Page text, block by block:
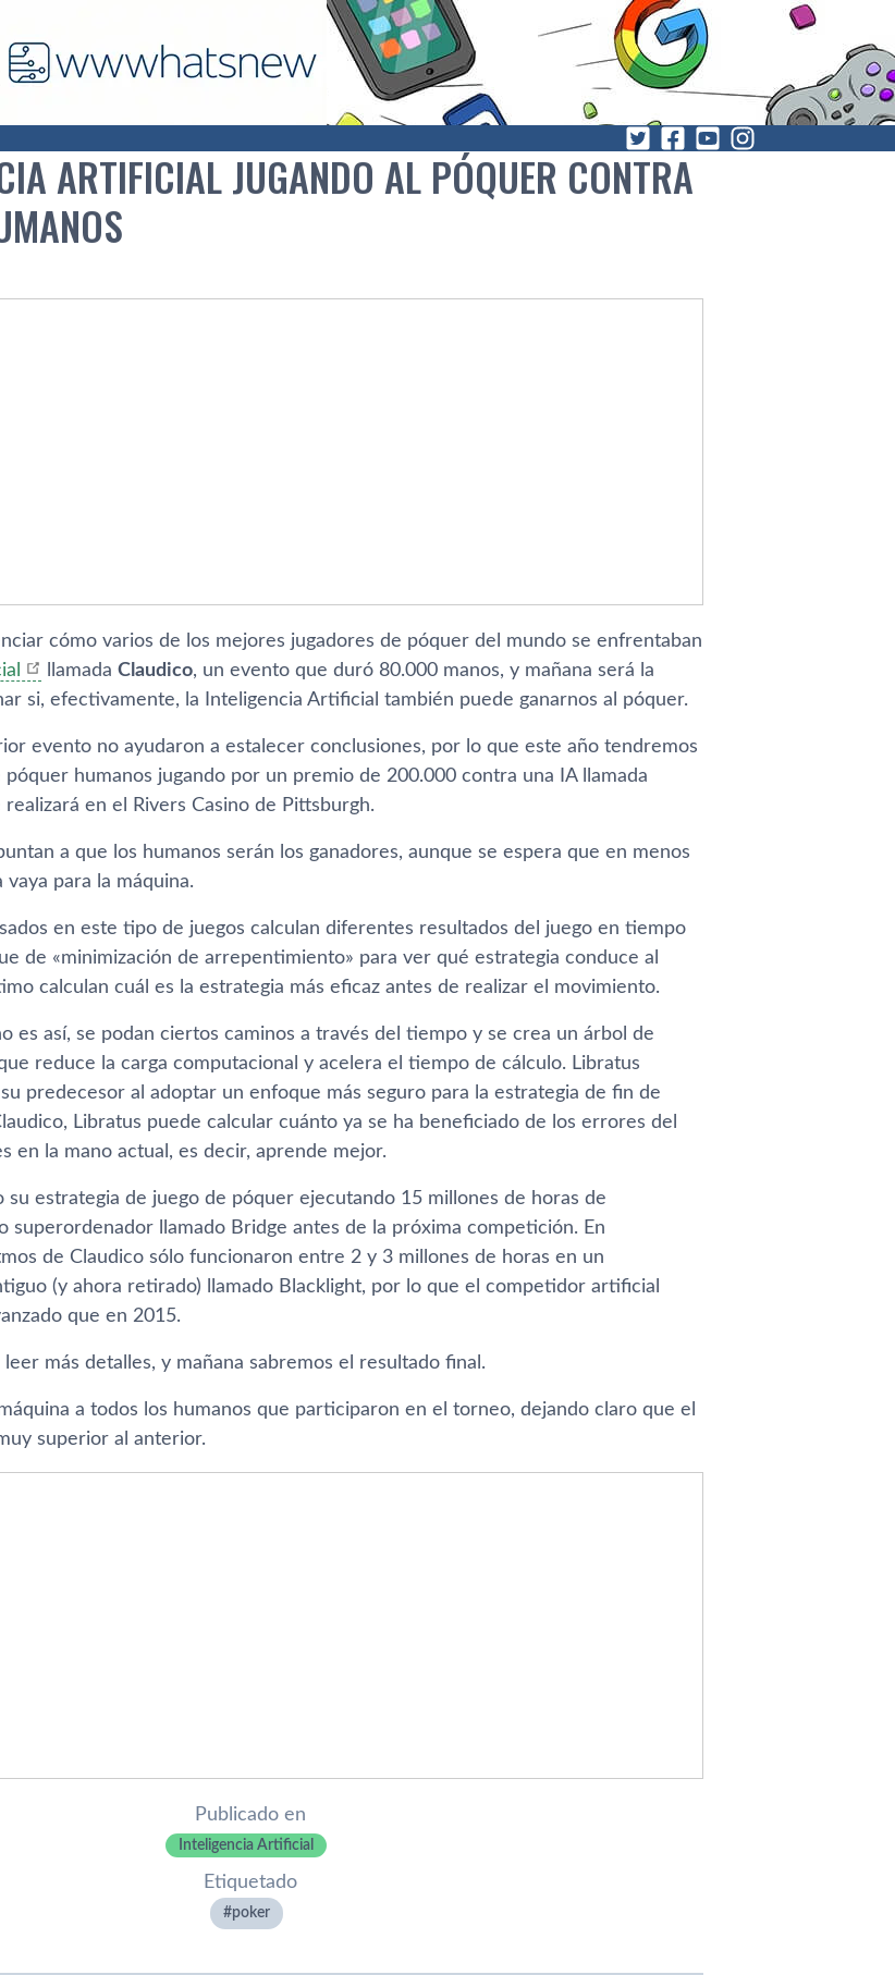
ARTIFICIAL JUGANDO AL PÓQUER CONTRA
cómo varios de los mejores jugadores de póquer del mundo se enfrentaban
llamada Claudico, un evento que duró 80.000 manos, y mañana será la
si, efectivamente, la Inteligencia Artificial también puede ganarnos al póquer.
evento no ayudaron a estalecer conclusiones, por lo que este año tendremos
humanos jugando por un premio de 200.000 contra una IA llamada
en el Rivers Casino de Pittsburgh.
a que los humanos serán los ganadores, aunque se espera que en menos
para la máquina.
en este tipo de juegos calculan diferentes resultados del juego en tiempo
de «minimización de arrepentimiento» para ver qué estrategia conduce al
calculan cuál es la estrategia más eficaz antes de realizar el movimiento.
es así­, se podan ciertos caminos a través del tiempo y se crea un árbol de
reduce la carga computacional y acelera el tiempo de cálculo. Libratus
predecesor al adoptar un enfoque más seguro para la estrategia de fin de
Libratus puede calcular cuánto ya se ha beneficiado de los errores del
en la mano actual, es decir, aprende mejor.
su estrategia de juego de póquer ejecutando 15 millones de horas de
superordenador llamado Bridge antes de la próxima competición. En
de Claudico sólo funcionaron entre 2 y 3 millones de horas en un
(y ahora retirado) llamado Blacklight, por lo que el competidor artificial
que en 2015.
leer más detalles, y mañana sabremos el resultado final.
a todos los humanos que participaron en el torneo, dejando claro que el
superior al anterior.
Publicado en
Inteligencia Artificial
Etiquetado
poker